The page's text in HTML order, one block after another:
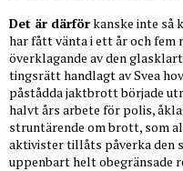
Det är därförkanske inte så
har fått vänta i ett år och fem
överklagande av den
tingsrätt handlagt av Svea
påstådda jaktbrott började
halvt års arbete för polis,
struntärende om brott, som
aktivister tillåts påverka den
uppenbart helt obegränsade